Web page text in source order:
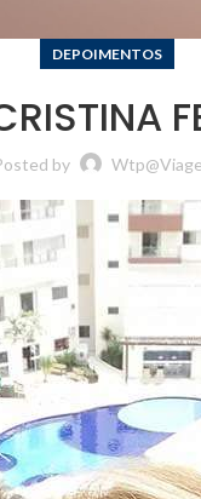
DEPOIMENTOS
by